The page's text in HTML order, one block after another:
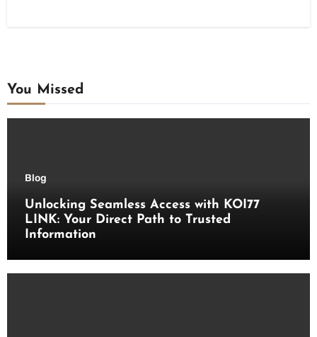
You Missed
Blog
Unlocking Seamless Access with KOI77
LINK: Your Direct Path to Trusted
Information